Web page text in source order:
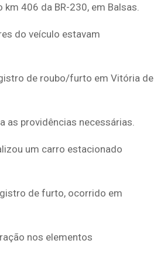
406 da BR-230, em Balsas.
do veículo estavam
de roubo/furto em Vitória de
providências necessárias.
um carro estacionado
de furto, ocorrido em
nos elementos